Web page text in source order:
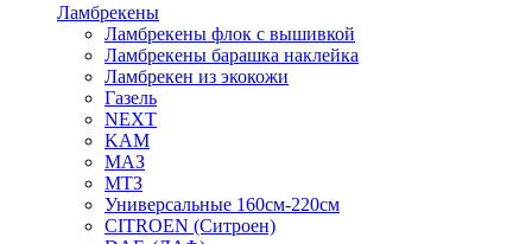
Ламбрекены
Ламбрекены флок с вышивкой
Ламбрекены барашка наклейка
Ламбрекен из экокожи
Газель
NEXT
KAM
МАЗ
МТЗ
Универсальные 160см-220см
CITROEN (Ситроен)